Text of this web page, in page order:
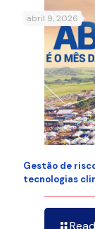
abril 9, 2026
Gestão de
tecnologias